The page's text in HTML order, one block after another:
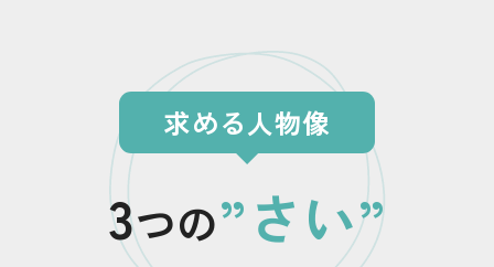
求める人物像
3つの さい